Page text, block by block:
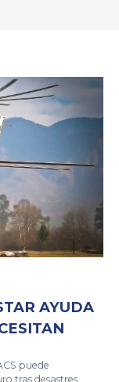
AYUDA
puede
tras desastres